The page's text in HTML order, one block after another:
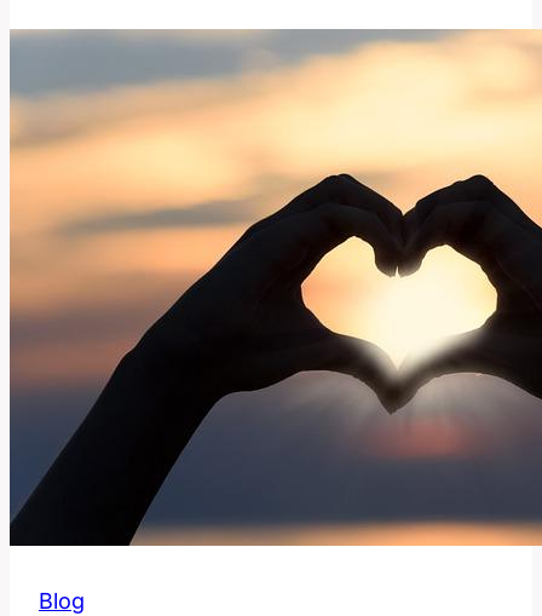
Angličtině
To
Znamená?
Blog